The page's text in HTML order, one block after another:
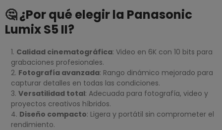
🤔 ¿Por qué elegir la Panasonic
Lumix S5 II?
Calidad cinematográfica: Video en 6K con 10 bits para
grabaciones profesionales.
Fotografía avanzada: Rango dinámico mejorado para
capturar detalles en todas las condiciones.
Versatilidad total: Adecuada para fotografía, video y
proyectos creativos híbridos.
Diseño compacto: Ligera y portátil sin comprometer el
rendimiento.